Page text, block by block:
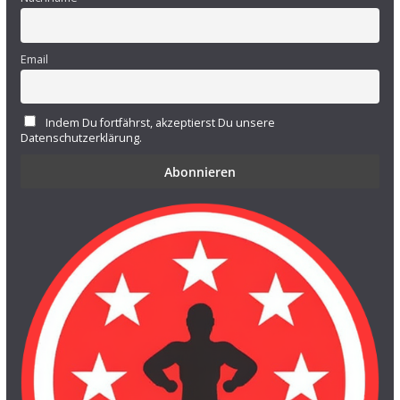
Email
Indem Du fortfährst, akzeptierst Du unsere
Datenschutzerklärung.